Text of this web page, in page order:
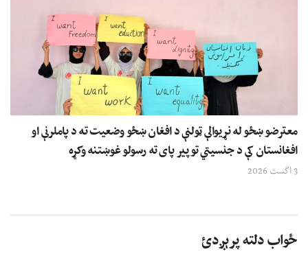
معترضو ښځو له نړیوالې ټولنې د افغان ښځو وضعیت ته د پاملرنې او
افغانستان کې د جنسیتي توپیر پای ته رسولو غوښتنه وکړه
3 اگست 2026
ځواب دلته پرېږدئ